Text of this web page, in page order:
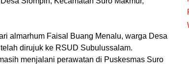
almarhum Faisal Buang Menalu, warga Desa
dirujuk ke RSUD Subulussalam.
menjalani perawatan di Puskesmas Suro